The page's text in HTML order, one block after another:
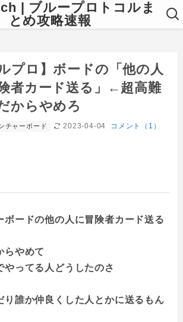
| ブループロトコルま
とめ攻略速報
ルプロ】ボードの「他の人
者カード送る」←超高難
からやめろ
チャーボード 2023-04-04 コメント（1）
ボードの他の人に冒険者カード送る
らやめて
やってる人どうしたのさ
り誰か仲良くした人とかに送るもん